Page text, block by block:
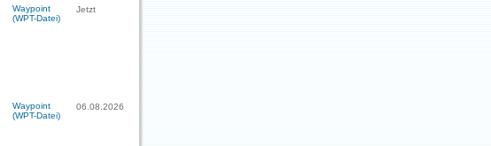
Waypoint
(WPT-Datei)
Jetzt
Waypoint
(WPT-Datei)
06.08.2026